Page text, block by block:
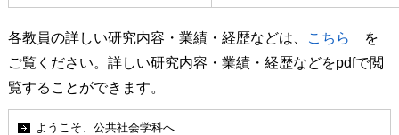
ようこそ、公共社会学科へ
各教員の詳しい研究内容・業績・経歴などは、 こちら
を
ご覧ください。詳しい研究内容・業績・経歴などをpdfで閲
覧することができます。